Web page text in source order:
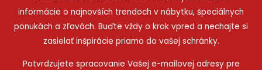
informácie o najnovších trendoch v nábytku, špeciálnych
ponukách a zľavách. Buďte vždy o krok vpred a nechajte si
zasielať inšpirácie priamo do vašej schránky.
Potvrdzujete spracovanie Vašej e-mailovej adresy pre